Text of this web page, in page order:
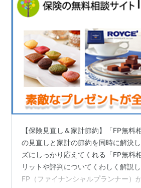
【保険見直し＆家計節約】「FP無料
の見直しと家計の節約を同時に解決
ズにしっかり応えてくれる「FP無料
リットや評判についてくわしく解説
FP（ファイナンシャルプランナー）